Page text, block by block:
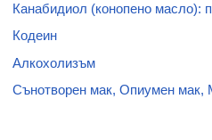
Канабидиол (конопено масло):
Кодеин
Алкохолизъм
Сънотворен мак, Опиумен мак,